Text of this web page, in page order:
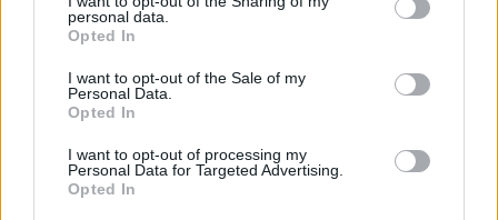
personal data.
Opted In
I want to opt-out of the Sale of my
Personal Data.
Opted In
I want to opt-out of processing my
Personal Data for Targeted Advertising.
Opted In